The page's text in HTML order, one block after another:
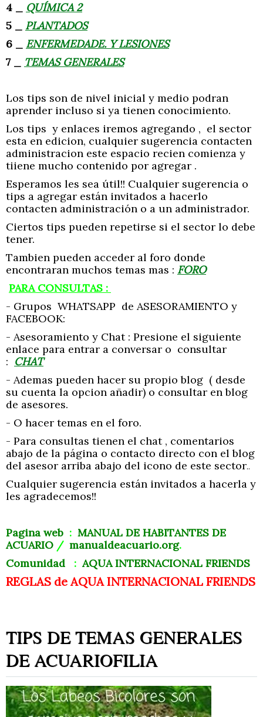
4 _ QUÍMICA 2
5 _ PLANTADOS
6 _ ENFERMEDADE. Y LESIONES
7 _ TEMAS GENERALES
Los tips son de nivel inicial y medio podran
aprender incluso si ya tienen conocimiento.
Los tips y enlaces iremos agregando , el sector
esta en edicion, cualquier sugerencia contacten
administracion este espacio recien comienza y
tiiene mucho contenido por agregar .
Esperamos les sea útil!! Cualquier sugerencia o
tips a agregar están invitados a hacerlo
contacten administración o a un administrador.
Ciertos tips pueden repetirse si el sector lo debe
tener.
Tambien pueden acceder al foro donde
encontraran muchos temas mas : FORO
PARA CONSULTAS :
- Grupos WHATSAPP de ASESORAMIENTO y
FACEBOOK:
- Asesoramiento y Chat : Presione el siguiente
enlace para entrar a conversar o consultar
: CHAT
- Ademas pueden hacer su propio blog ( desde
su cuenta la opcion añadir) o consultar en blog
de asesores.
- O hacer temas en el foro.
- Para consultas tienen el chat , comentarios
abajo de la página o contacto directo con el blog
del asesor arriba abajo del icono de este sector..
Cualquier sugerencia están invitados a hacerla y
les agradecemos!!
Pagina web : MANUAL DE HABITANTES DE
ACUARIO / manualdeacuario.org.
Comunidad :AQUA INTERNACIONAL FRIENDS
REGLAS de AQUA INTERNACIONAL FRIENDS
TIPS DE TEMAS GENERALES
DE ACUARIOFILIA